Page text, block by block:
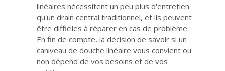
linéaires nécessitent un peu plus d'entretien
qu'un drain central traditionnel, et ils peuvent
être difficiles à réparer en cas de problème.
En fin de compte, la décision de savoir si un
caniveau de douche linéaire vous convient ou
non dépend de vos besoins et de vos